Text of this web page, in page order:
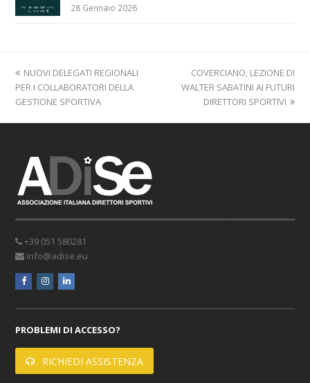
28 Gennaio 2026
previous
post:
NUOVI DELEGATI REGIONALI
PER I COLLABORATORI DELLA
GESTIONE SPORTIVA
next
post:
COVERCIANO, LEZIONE DI
WALTER SABATINI AI FUTURI
DIRETTORI SPORTIVI
+39 051 580281
info@adise.eu
facebookinstagramlinkedin
PROBLEMI DI ACCESSO?
RICHIEDI ASSISTENZA